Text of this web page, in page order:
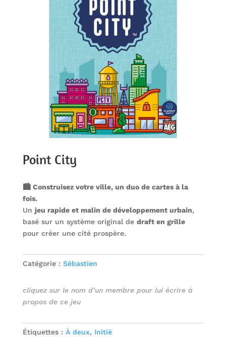
Point City
🏙️ Construisez votre ville, un duo de cartes à la
fois.
Un jeu rapide et malin de développement urbain,
basé sur un système original de draft en grille
pour créer une cité prospère.
Catégorie : Sébastien
cliquez sur le nom d’un membre pour lui écrire à
propos de ce jeu
Étiquettes : À deux, Initié